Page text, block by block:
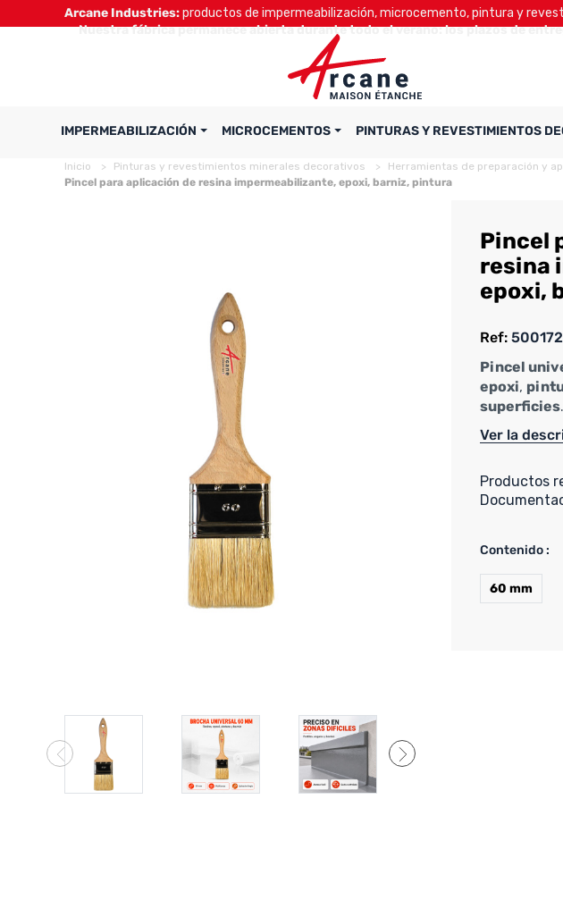
Arcane Industries:productos de impermeabilización, microcemento, pintura y
Nuestra fábrica permanece abierta durante todo el verano: los plazos de
IMPERMEABILIZACIÓN MICROCEMENTOS PINTURAS Y REVESTIMIENTOS
Inicio Pinturas y revestimientos minerales decorativos
Herramientas de preparación y
Pincel para aplicación de resina impermeabilizante, epoxi, barniz, pintura
Pincel
resina
epoxi,
Ref:
Pincel
epoxi,
superficies.
Ver la
Productos
Contenido :
60 mm